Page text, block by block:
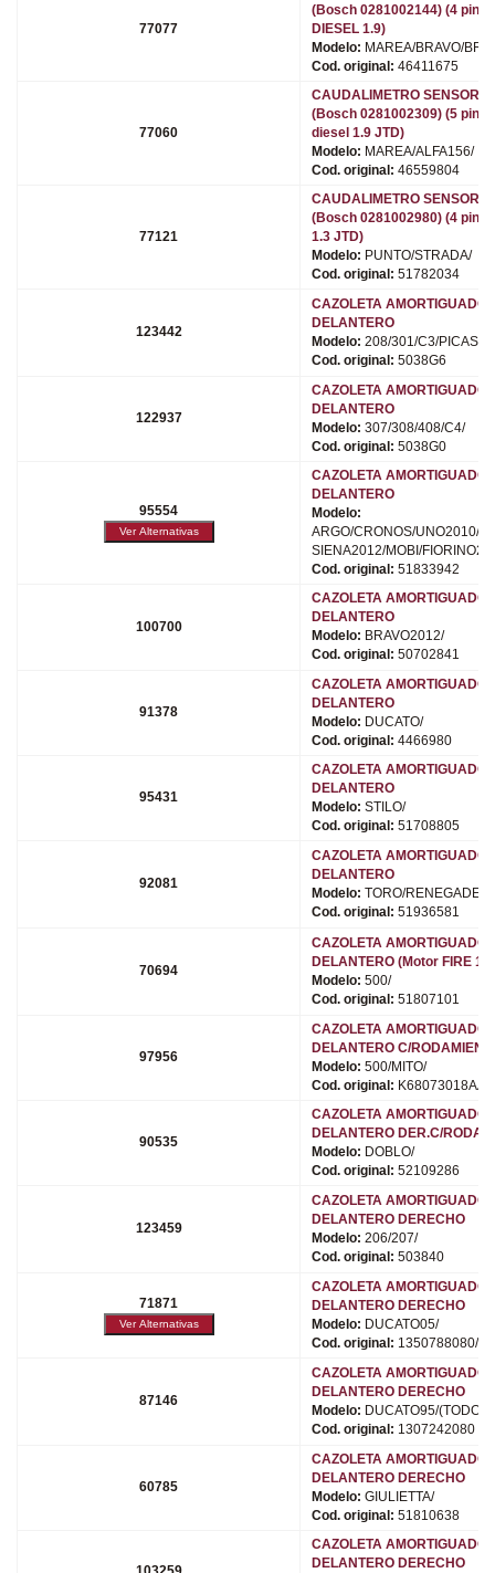
77077
(Bosch 0281002144) (4
DIESEL 1.9)
Modelo: MAREA/BRAVO/
Cod. original: 46411675
77060
CAUDALIMETRO SENSOR
(Bosch 0281002309) (5
diesel 1.9 JTD)
Modelo: MAREA/ALFA156/
Cod. original: 46559804
77121
CAUDALIMETRO SENSOR
(Bosch 0281002980) (4
1.3 JTD)
Modelo: PUNTO/STRADA/
Cod. original: 51782034
123442
CAZOLETA
DELANTERO
Modelo: 208/301/C3/
Cod. original: 5038G6
122937
CAZOLETA
DELANTERO
Modelo: 307/308/408/C4/
Cod. original: 5038G0
95554
CAZOLETA
DELANTERO
Modelo:
ARGO/CRONOS/UNO2010/
SIENA2012/MOBI/
Cod. original: 51833942
100700
CAZOLETA
DELANTERO
Modelo: BRAVO2012/
Cod. original: 50702841
91378
CAZOLETA
DELANTERO
Modelo: DUCATO/
Cod. original: 4466980
95431
CAZOLETA
DELANTERO
Modelo: STILO/
Cod. original: 51708805
92081
CAZOLETA
DELANTERO
Modelo: TORO/RENEGADE/
Cod. original: 51936581
70694
CAZOLETA
DELANTERO (Motor FIRE
Modelo: 500/
Cod. original: 51807101
97956
CAZOLETA
DELANTERO C/
Modelo: 500/MITO/
Cod. original: K68073018AA
90535
CAZOLETA
DELANTERO DER.C/
Modelo: DOBLO/
Cod. original: 52109286
123459
CAZOLETA
DELANTERO DERECHO
Modelo: 206/207/
Cod. original: 503840
71871
CAZOLETA
DELANTERO DERECHO
Modelo: DUCATO05/
Cod. original: 1350788080/
87146
CAZOLETA
DELANTERO DERECHO
Modelo: DUCATO95/
Cod. original: 1307242080
60785
CAZOLETA
DELANTERO DERECHO
Modelo: GIULIETTA/
Cod. original: 51810638
CAZOLETA
DELANTERO DERECHO